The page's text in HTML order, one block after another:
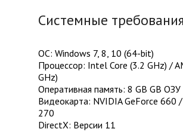
Системные требования
ОС: Windows 7, 8, 10 (64-bit)
Процессор: Intel Core (3.2 GHz) /
GHz)
Оперативная память: 8 GB GB ОЗУ
Видеокарта: NVIDIA GeForce 660
270
DirectX: Версии 11